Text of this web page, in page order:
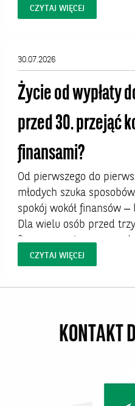
za autentyczne
bankiem...
CZYTAJ WIĘCEJ
30.07.2026
Życie od wypłaty do
przed 30. przejąć
finansami?
Od pierwszego do
młodych szuka
spokój wokół finansów
Dla wielu osób przed
finansowe nie oznacza
ale poczucie, że
CZYTAJ WIĘCEJ
KONTAKT